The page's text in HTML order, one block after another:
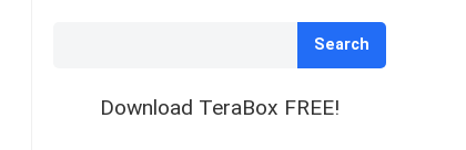
Search
Download TeraBox FREE!